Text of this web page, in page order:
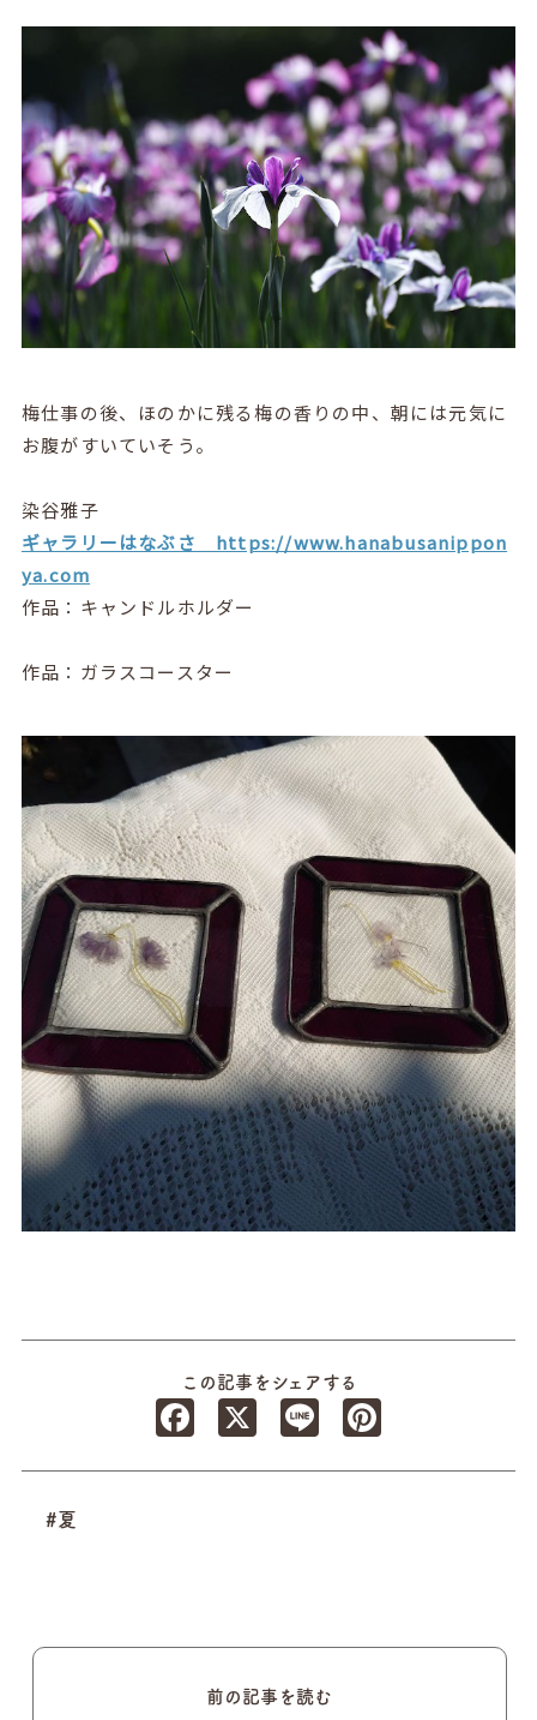
梅仕事の後、ほのかに残る梅の香りの中、朝には元気に
お腹がすいていそう。
染谷雅子
ギャラリーはなぶさ https://www.hanabusanippon
ya.com
作品：キャンドルホルダー
作品：ガラスコースター
この記事をシェアする
Facebook
Line
#夏
前の記事を読む